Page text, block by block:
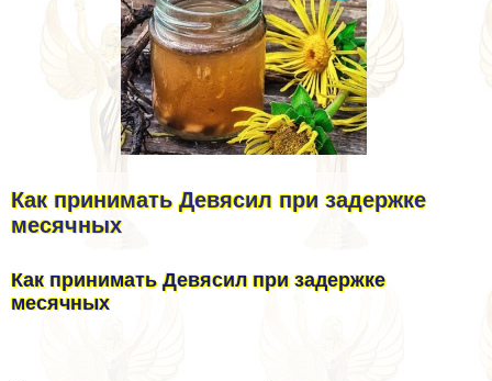
Как принимать Девясил при задержке
мecячных
Как принимать Девясил при задержке
мecячных